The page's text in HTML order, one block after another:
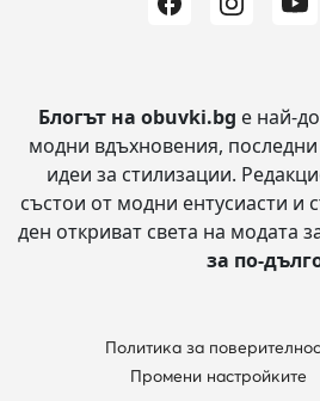
Блогът на obuvki.bg е най-
модни вдъхновения,
идеи за стилизации.
състои от модни ентусиасти и
ден откриват света на модата
за по-
Политика за
Промени настройките